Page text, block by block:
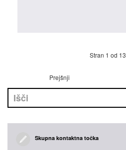
Stran 1 od 13
Prejšnji
Skupna kontaktna točka